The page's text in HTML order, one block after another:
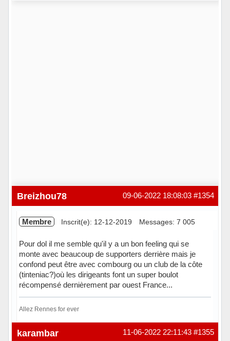
#1354
09-06-2022 18:08:03
Breizhou78
Membre Inscrit(e): 12-12-2019 Messages: 7 005
Pour dol il me semble qu'il y a un bon feeling qui se
monte avec beaucoup de supporters derrière mais je
confond peut être avec combourg ou un club de la côte
(tinteniac?)où les dirigeants font un super boulot
récompensé dernièrement par ouest France...
Allez Rennes for ever
Hors ligne #1355
11-06-2022 22:11:43
karambar